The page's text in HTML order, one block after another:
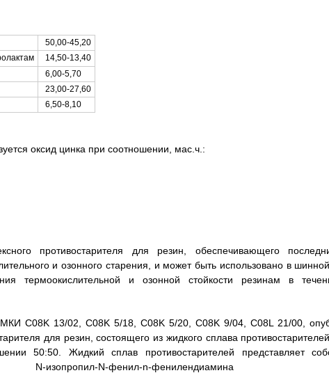
50,00-45,20
14,50-13,40
6,00-5,70
23,00-27,60
6,50-8,10
оксид цинка при соотношении, мас.ч.:
противостарителя для резин, обеспечивающего
и озонного старения, и может быть использовано в
термоокислительной и озонной стойкости резинам в
C08K 13/02, C08K 5/18, C08K 5/20, C08K 9/04, C08L 21/00,
для резин, состоящего из жидкого сплава
50:50. Жидкий сплав противостарителей представляет
N-фенил-n-фенилендиамина